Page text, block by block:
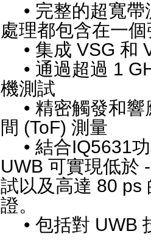
• 完整的超寬帶
處理都包含在一
• 集成 VSG 和
• 通過超過 1
機測試
• 精密觸發和響
間 (ToF) 測量
• 結合IQ5631功
UWB 可實現低於
試以及高達 80 ps
證。
• 包括對 UWB